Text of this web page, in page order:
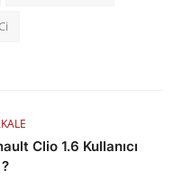
Clio 1.6 Kullanıcı